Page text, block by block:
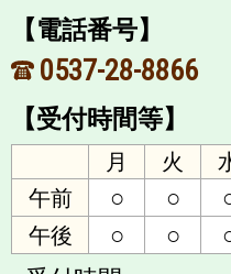
【電話番号】
0537-28-8866
【受付時間等】
月 火
午前
○ ○
午後 ○ ○